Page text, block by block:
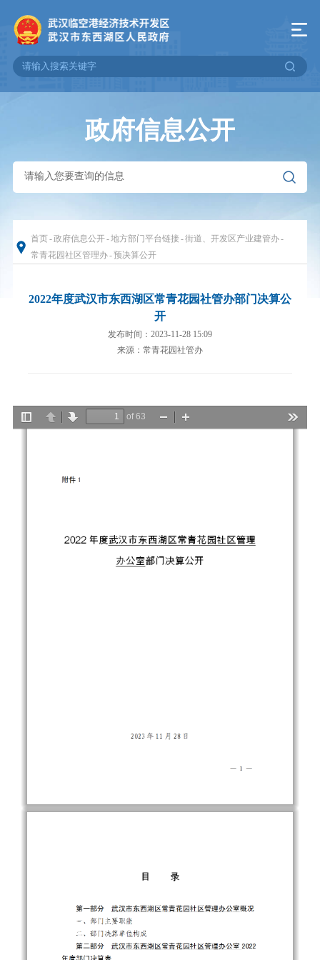
政府信息公开
首页-政府信息公开-地方部门平台链接-街道、开发区产业建管办-
常青花园社区管理办-预决算公开
2022年度武汉市东西湖区常青花园社管办部门决算公
开
发布时间：2023-11-28 15:09
来源：常青花园社管办